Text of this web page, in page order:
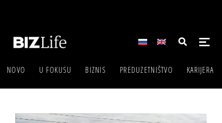
NOVO U FOKUSU BIZNIS PREDUZETNIŠTVO KARIJERA